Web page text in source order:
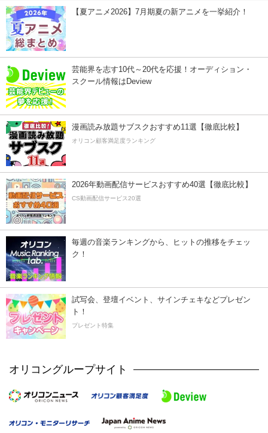
【夏アニメ2026】7月期夏の新アニメを一挙紹介！
芸能界を志す10代～20代を応援！オーディション・
スクール情報はDeview
漫画読み放題サブスクおすすめ11選【徹底比較】
オリコン顧客満足度ランキング
2026年動画配信サービスおすすめ40選【徹底比較】
CS動画配信サービス20選
毎週の音楽ランキングから、ヒットの推移をチェッ
ク！
試写会、登壇イベント、サインチェキなどプレゼン
ト！
プレゼント特集
オリコングループサイト